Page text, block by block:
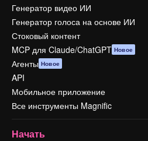
Генератор видео ИИ
Генератор голоса на основе ИИ
Стоковый контент
MCP для Claude/ChatGPT Новое
Агенты Новое
API
Мобильное приложение
Все инструменты Magnific
Начать